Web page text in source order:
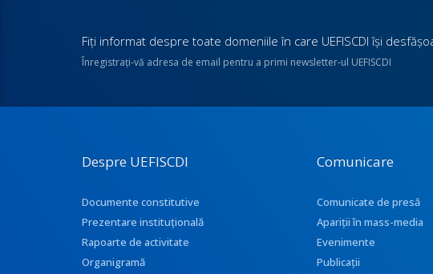
Fiţi informat despre toate domeniile în care UEFISCDI îşi
Înregistraţi-vă adresa de email pentru a primi newsletter-ul UEFISCDI
Despre UEFISCDI
Documente constitutive
Prezentare instituţională
Rapoarte de activitate
Organigramă
Comunicare
Comunicate de presă
Apariţii în mass-media
Evenimente
Publicații